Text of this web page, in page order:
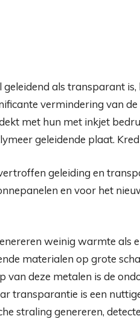
vermindering van
met hun met inkjet
geleidende plaat.
geleiding en
en voor het
weinig warmte als
materialen op grote
van deze metalen is de
transparantie is een
straling genereren,